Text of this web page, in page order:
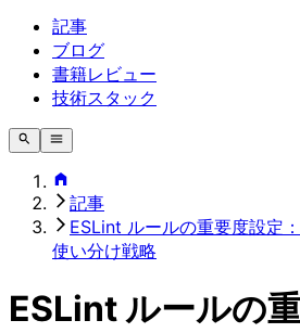
記事
ブログ
書籍レビュー
技術スタック
記事
ESLint ルールの重要度設定
使い分け戦略
ESLint ルールの